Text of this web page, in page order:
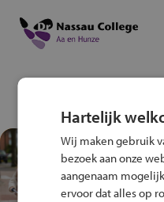
Test
Hartelijk
Wij maken gebruik
bezoek aan onze
aangenaam
ervoor dat alles op